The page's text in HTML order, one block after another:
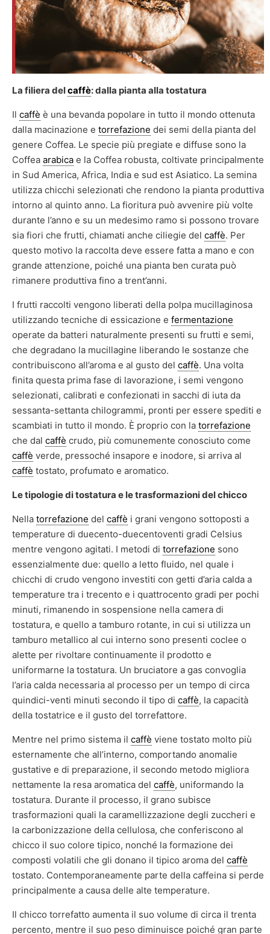
La filiera delcaffè: dalla pianta alla tostatura
Il caffè è una bevanda popolare in tutto il mondo ottenuta
dalla macinazione e torrefazione dei semi della pianta del
genere Coffea. Le specie più pregiate e diffuse sono la
Coffea arabica e la Coffea robusta, coltivate principalmente
in Sud America, Africa, India e sud est Asiatico. La semina
utilizza chicchi selezionati che rendono la pianta produttiva
intorno al quinto anno. La fioritura può avvenire più volte
durante l’anno e su un medesimo ramo si possono trovare
sia fiori che frutti, chiamati anche ciliegie del caffè. Per
questo motivo la raccolta deve essere fatta a mano e con
grande attenzione, poiché una pianta ben curata può
rimanere produttiva fino a trent’anni.
I frutti raccolti vengono liberati della polpa mucillaginosa
utilizzando tecniche di essicazione e fermentazione
operate da batteri naturalmente presenti su frutti e semi,
che degradano la mucillagine liberando le sostanze che
contribuiscono all’aroma e al gusto del caffè. Una volta
finita questa prima fase di lavorazione, i semi vengono
selezionati, calibrati e confezionati in sacchi di iuta da
sessanta-settanta chilogrammi, pronti per essere spediti e
scambiati in tutto il mondo. È proprio con la torrefazione
che dal caffè crudo, più comunemente conosciuto come
caffè verde, pressoché insapore e inodore, si arriva al
caffè tostato, profumato e aromatico.
Le tipologie di tostatura e le trasformazioni del chicco
Nella torrefazione del caffè i grani vengono sottoposti a
temperature di duecento-duecentoventi gradi Celsius
mentre vengono agitati. I metodi di torrefazione sono
essenzialmente due: quello a letto fluido, nel quale i
chicchi di crudo vengono investiti con getti d’aria calda a
temperature tra i trecento e i quattrocento gradi per pochi
minuti, rimanendo in sospensione nella camera di
tostatura, e quello a tamburo rotante, in cui si utilizza un
tamburo metallico al cui interno sono presenti coclee o
alette per rivoltare continuamente il prodotto e
uniformarne la tostatura. Un bruciatore a gas convoglia
l’aria calda necessaria al processo per un tempo di circa
quindici-venti minuti secondo il tipo di caffè, la capacità
della tostatrice e il gusto del torrefattore.
Mentre nel primo sistema il caffè viene tostato molto più
esternamente che all’interno, comportando anomalie
gustative e di preparazione, il secondo metodo migliora
nettamente la resa aromatica del caffè, uniformando la
tostatura. Durante il processo, il grano subisce
trasformazioni quali la caramellizzazione degli zuccheri e
la carbonizzazione della cellulosa, che conferiscono al
chicco il suo colore tipico, nonché la formazione dei
composti volatili che gli donano il tipico aroma del caffè
tostato. Contemporaneamente parte della caffeina si perde
principalmente a causa delle alte temperature.
Il chicco torrefatto aumenta il suo volume di circa il trenta
percento, mentre il suo peso diminuisce poiché gran parte